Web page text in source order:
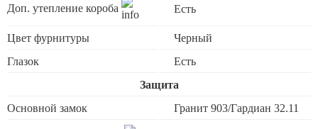
Доп. утепление короба Есть
Цвет фурнитуры
Черный
Глазок
Есть
Защита
Основной замок
Гранит 903/Гардиан 32.11